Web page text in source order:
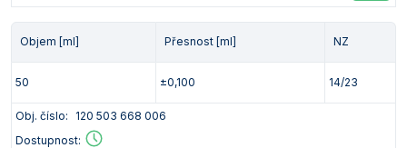
Objem [ml] Přesnost [ml] NZ
50 ±0,100 14/23
Obj. číslo:
120 503 668 006
Dostupnost: